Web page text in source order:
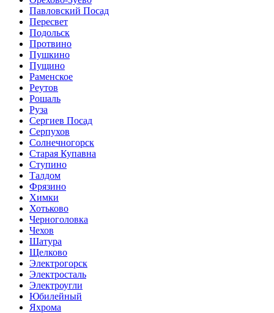
Павловский Посад
Пересвет
Подольск
Протвино
Пушкино
Пущино
Раменское
Реутов
Рошаль
Руза
Сергиев Посад
Серпухов
Солнечногорск
Старая Купавна
Ступино
Талдом
Фрязино
Химки
Хотьково
Черноголовка
Чехов
Шатура
Щелково
Электрогорск
Электросталь
Электроугли
Юбилейный
Яхрома